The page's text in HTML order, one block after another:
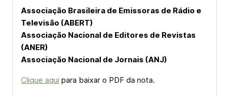
Associação Brasileira de Emissoras de Rádio e
Televisão (ABERT)
Associação Nacional de Editores de Revistas
(ANER)
Associação Nacional de Jornais (ANJ)
Clique aqui para baixar o PDF da nota.